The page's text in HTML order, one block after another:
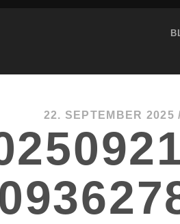
22. SEPTEMBER 2025 /